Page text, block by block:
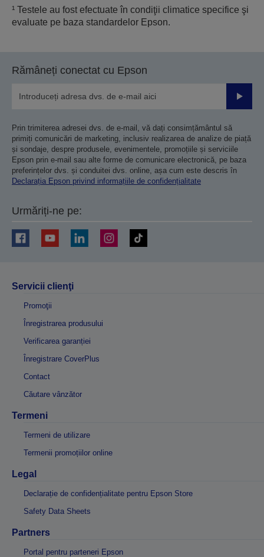
¹ Testele au fost efectuate în condiţii climatice specifice şi
evaluate pe baza standardelor Epson.
Rămâneți conectat cu Epson
Prin trimiterea adresei dvs. de e-mail, vă dați consimțământul să
primiți comunicări de marketing, inclusiv realizarea de analize de piață
și sondaje, despre produsele, evenimentele, promoțiile și serviciile
Epson prin e-mail sau alte forme de comunicare electronică, pe baza
preferințelor dvs. și conduitei dvs. online, așa cum este descris în
Declarația Epson privind informațiile de confidențialitate
Urmăriți-ne pe:
Servicii clienţi
Promoţii
Înregistrarea produsului
Verificarea garanției
Înregistrare CoverPlus
Contact
Căutare vânzător
Termeni
Termeni de utilizare
Termenii promoțiilor online
Legal
Declarație de confidențialitate pentru Epson Store
Safety Data Sheets
Partners
Portal pentru parteneri Epson